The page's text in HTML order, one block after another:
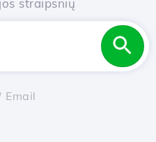
straipsnių
Email